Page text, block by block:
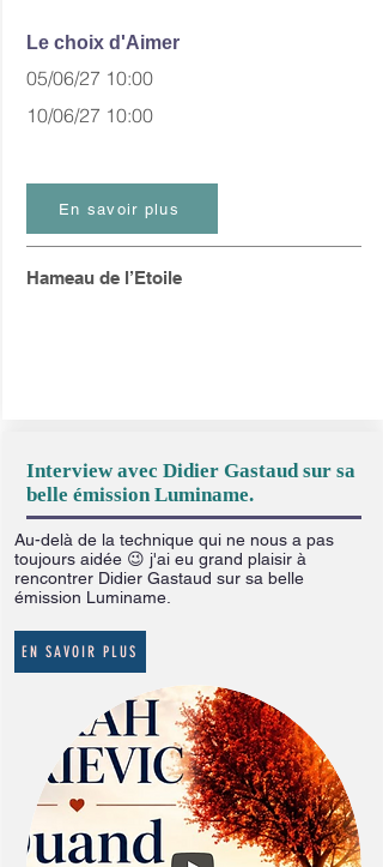
Le choix d'Aimer
05/06/27 10:00
10/06/27 10:00
En savoir plus
Hameau de l’Etoile
Interview avec Didier Gastaud sur sa
belle émission Luminame.
Au-delà de la technique qui ne nous a pas
toujours aidée 😉 j'ai eu grand plaisir à
rencontrer Didier Gastaud sur sa belle
émission Luminame.
EN SAVOIR PLUS